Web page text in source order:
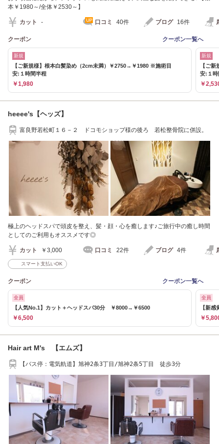
本￥1980～/全体￥2530～】
カット - 口コミ 40件 ブログ 16件
クーポン クーポン一覧へ
新規
【ご新規様】根本白髪染め（2cm未満）￥2750→￥1980 ※施術目
安:１時間半程
￥1,980
新規
【ご
安:１時
￥
heeee's【ヘッズ】
富良野若松町１６－２ ドコモショップ様の後ろ 若松整骨院に併設。
極上のヘッドスパで頭皮を整え、髪・顔・心を癒します♪ご旅行中の癒し時間
としてのご利用もオススメです◎
カット ￥3,000 口コミ 22件 ブログ 4件
スマート支払いOK
クーポン クーポン一覧へ
全員
【人気No.1】カット＋ヘッドスパ30分 ￥8000→￥6500
￥6,500
全員
【新
￥
Hair art M's 【エムズ】
【バス停：電気軌道】旭神2条3丁目/旭神2条5丁目 徒歩3分